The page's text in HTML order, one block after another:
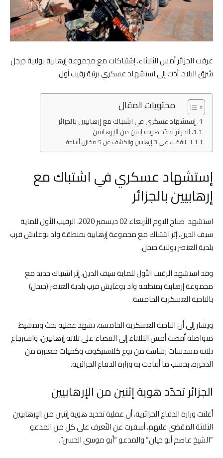
عرفت الجزائر أمس الثلاثاء، إشتباكات مع مجموعة إرهابية بولاية جيجل
شرق البلاد، أدّت إلى استشهاد عسكري برتبة رقيب أول.
محتويات المقال
إستشهاد عسكري في اشتباك مع إرهابيين بالجزائر
الجزائر تحدّد هوية إثنين من الإرهابيين
القضاء على 3 إرهابيين والكشف عن 5 مخازن أسلحة
إستشهاد عسكري في اشتباك مع
إرهابيين بالجزائر
استشهد صباح اليوم الأربعاء 02 ديسمبر 2020، الرقيب الأول للماية
سيف الدين، إثر اشتباك مع مجموعة إرهابية بمنطقة واد بوعايش قرب
بلدية العنصر بولاية جيجل.
وقد استشهد الرقيب الأول للماية سيف الدين، إثر اشتباك جديد مع
مجموعة إرهابية بمنطقة واد بوعايش قرب بلدية العنصر (جيجل)
بالناحية العسكرية الخامسة.
ويشار إلى أن الناحية العسكرية الخامسة، تشهد عملية بحث وتمشيط
متواصلة أفضت أمس الثلاثاء إلى القضاء على ثلاثة إرهابيين، واسترجاع
ثلاثة مسدسات رشاشة من نوع كلاشنيكوف وكميات معتبرة من
الذخيرة، بحسب ما أفادت به وزارة الدفاع الجزائرية.
الجزائر تحدّد هوية إثنين من الإرهابيين
أعلنت وزارة الدفاع الجزائرية، أن عملية تحديد هوية إثنين من الإرهابيين
الثلاثة المقضي عليهم، أسفرت عن التّعرف على كل من المدعو
“الشيخ عاصم أبو حيان” والمدعو “أبو موسى الحسن”.